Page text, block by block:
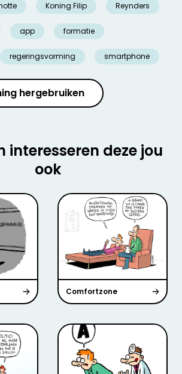
Koning Filip Reynders
app formatie
regeringsvorming smartphone
hergebruiken
interesseren deze jou
ook
Comfortzone